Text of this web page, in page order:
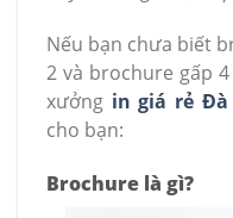
Nếu bạn chưa biết
2 và brochure gấp
xưởng in giá rẻ Đà
cho bạn:
Brochure là gì?